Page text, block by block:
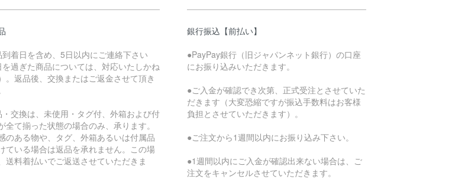
到着日を含め、5日以内にご連絡下さい
を過ぎた商品については、対応いたしかね
。返品後、交換またはご返金させて頂き
・交換は、未使用・タグ付、外箱および付
全て揃った状態の場合のみ、承ります。
のある物や、タグ、外箱あるいは付属品
ている場合は返品を承れません。この場
送料着払いでご返送させていただきま
銀行振込【前払い】
●PayPay銀行（旧ジャパンネット銀行）の口座
にお振り込みいただきます。
●ご入金が確認でき次第、正式受注とさせていた
だきます（大変恐縮ですが振込手数料はお客様
負担とさせていただきます）。
●ご注文から1週間以内にお振り込み下さい。
●1週間以内にご入金が確認出来ない場合は、ご
注文をキャンセルさせていただきます。